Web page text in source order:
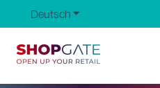
Deutsch Untermenü für